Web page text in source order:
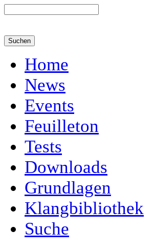
Home
News
Events
Feuilleton
Tests
Downloads
Grundlagen
Klangbibliothek
Suche